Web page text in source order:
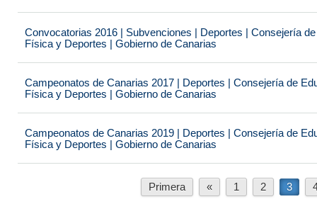
Convocatorias 2016 | Subvenciones | Deportes | Consejería
Física y Deportes | Gobierno de Canarias
Campeonatos de Canarias 2017 | Deportes | Consejería de
Física y Deportes | Gobierno de Canarias
Campeonatos de Canarias 2019 | Deportes | Consejería de
Física y Deportes | Gobierno de Canarias
Primera « 1 2 3